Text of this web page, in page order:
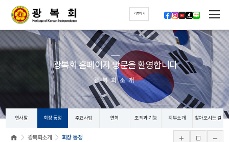
기부하기
광복회 홈페이지 방문을 환영합니다
광복회소개
인사말 회장 동정 주요사업 연혁 조직과 기능 지부소개 찾아오시는 길
광복회소개 회장 동정